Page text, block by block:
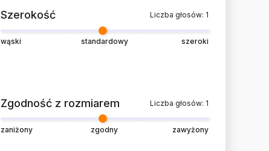
Szerokość Liczba głosów: 1
wąski standardowy szeroki
Zgodność z rozmiarem Liczba głosów: 1
zaniżony zgodny zawyżony